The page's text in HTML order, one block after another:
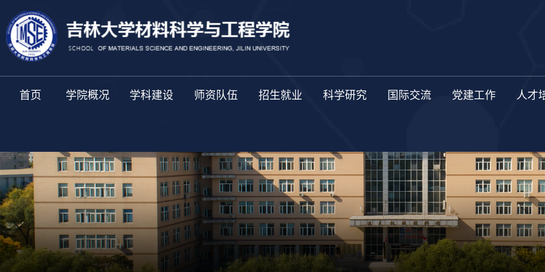
首页 学院概况 学科建设 师资队伍 招生就业 科学研究 国际交流 党建工作 人才